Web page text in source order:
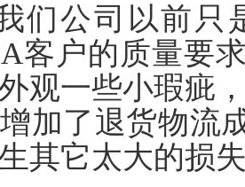
们公司以前只
客户的质量要
观一些小瑕疵
加了退货物流
其它太大的损